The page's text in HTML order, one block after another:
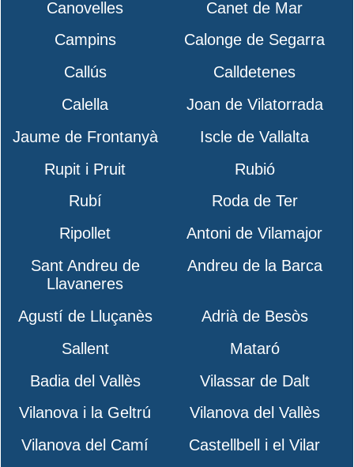
Canovelles
Canet de Mar
Campins
Calonge de Segarra
Callús
Calldetenes
Calella
Joan de Vilatorrada
Jaume de Frontanyà
Iscle de Vallalta
Rupit i Pruit
Rubió
Rubí
Roda de Ter
Ripollet
Antoni de Vilamajor
Sant Andreu de
Llavaneres
Andreu de la Barca
Agustí de Lluçanès
Adrià de Besòs
Sallent
Mataró
Badia del Vallès
Vilassar de Dalt
Vilanova i la Geltrú
Vilanova del Vallès
Vilanova del Camí
Castellbell i el Vilar